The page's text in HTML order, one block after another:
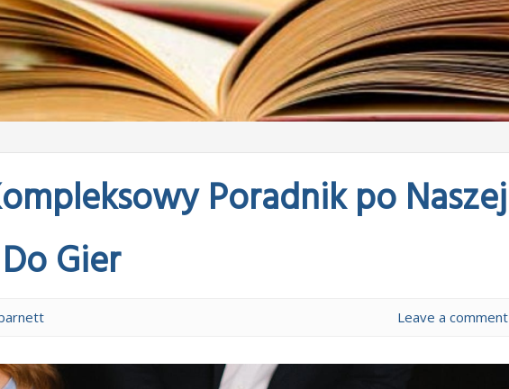
Poradnik po Naszej
Gier
Leave a comment